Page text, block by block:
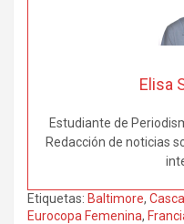
Elisa
Estudiante de
Redacción de noticias
Etiquetas: Baltimore,
Eurocopa Femenina,